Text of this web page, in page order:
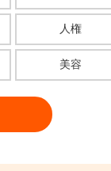
人権
美容